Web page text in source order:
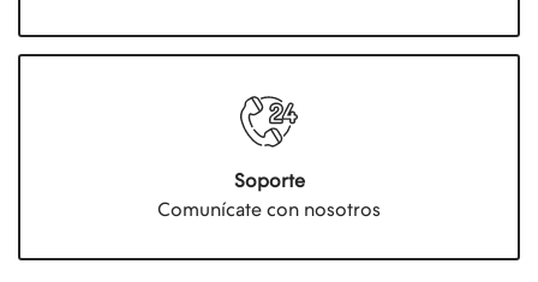
Soporte
Comunícate con nosotros